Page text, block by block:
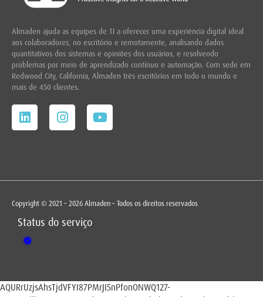
Almaden ajuda as equipes de TI a oferecer uma experiência digital ideal
aos colaboradores, no escritório e remotamente, analisando dados
quantitativos dos sistemas e opiniões dos usuários, e resolvendo
problemas por meio de aprendizado contínuo e automação. Com sede em
Redwood City, California, Almaden três escritórios em todo o mundo e
mais de 450 clientes.
Copyright © 2021 – 2026 Almaden – Todos os direitos reservados
Status do serviço
AQURrUzjsAhsTjdVFYI87PMrJI5nPfonONWQ127-